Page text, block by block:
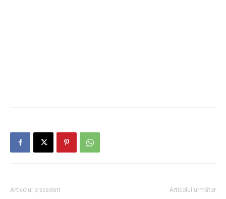
Articolul precedent Articolul următor